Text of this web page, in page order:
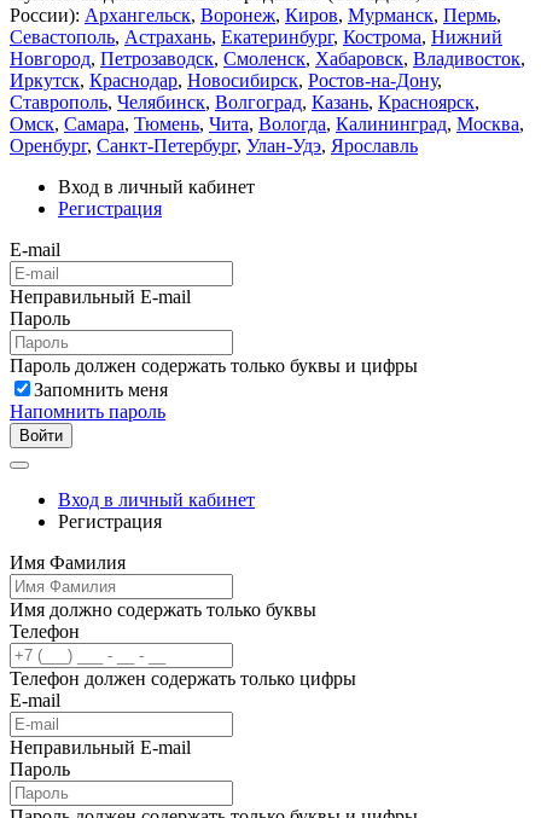
России): Архангельск, Воронеж, Киров, Мурманск, Пермь,
Севастополь, Астрахань, Екатеринбург, Кострома, Нижний
Новгород, Петрозаводск, Смоленск, Хабаровск, Владивосток,
Иркутск, Краснодар, Новосибирск, Ростов-на-Дону,
Ставрополь, Челябинск, Волгоград, Казань, Красноярск,
Омск, Самара, Тюмень, Чита, Вологда, Калининград, Москва,
Оренбург, Санкт-Петербург, Улан-Удэ, Ярославль
Вход в личный кабинет
Регистрация
E-mail
Неправильный E-mail
Пароль
Пароль должен содержать только буквы и цифры
Запомнить меня
Напомнить пароль
Войти
Вход в личный кабинет
Регистрация
Имя Фамилия
Имя должно содержать только буквы
Телефон
Телефон должен содержать только цифры
E-mail
Неправильный E-mail
Пароль